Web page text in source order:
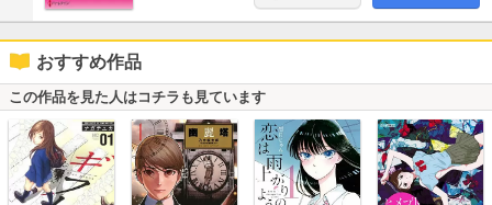
おすすめ作品
この作品を見た人はコチラも見ています